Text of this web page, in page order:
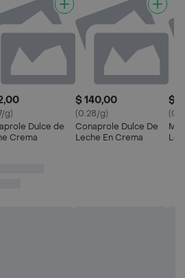
g)
Dulce de
Crema
$ 140,00
(0.28/g)
Conaprole Dulce De
Leche En Crema
$